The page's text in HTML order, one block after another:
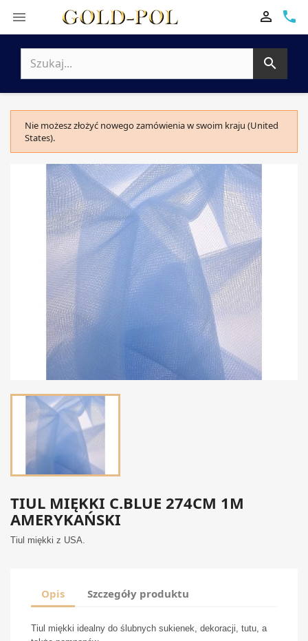
 phone


Nie możesz złożyć nowego zamówienia w swoim kraju (United
States).
TIUL MIĘKKI C.BLUE 274CM 1M
AMERYKAŃSKI
Tiul miękki z USA.
Opis Szczegóły produktu
Tiul miękki idealny do ślubnych sukienek, dekoracji, tutu, a